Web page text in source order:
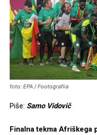
foto: EPA / Footografiia
Piše: Samo Vidovič
Finalna tekma Afriškega